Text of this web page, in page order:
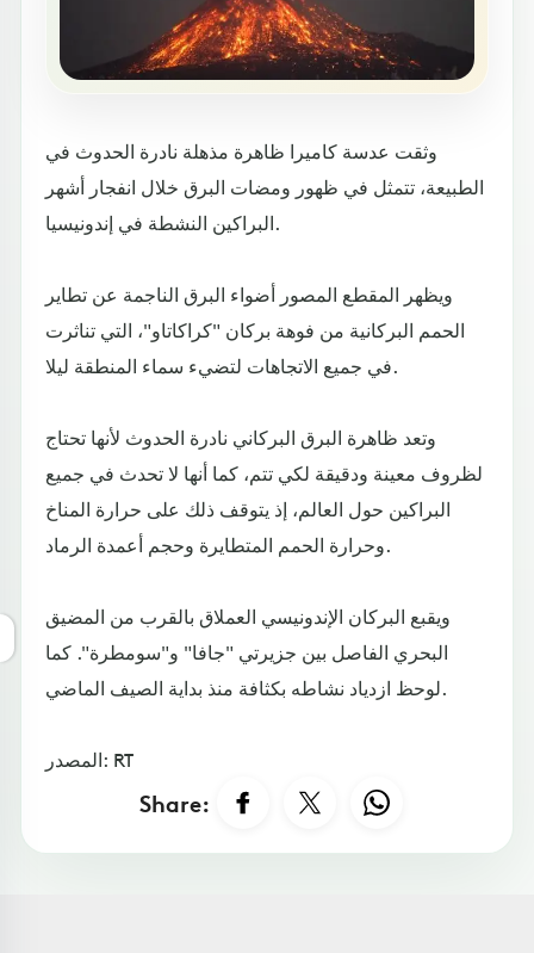
وثقت عدسة كاميرا ظاهرة مذهلة نادرة الحدوث في
الطبيعة، تتمثل في ظهور ومضات البرق خلال انفجار أشهر
البراكين النشطة في إندونيسيا.
ويظهر المقطع المصور أضواء البرق الناجمة عن تطاير
الحمم البركانية من فوهة بركان "كراكاتاو"، التي تناثرت
في جميع الاتجاهات لتضيء سماء المنطقة ليلا.
وتعد ظاهرة البرق البركاني نادرة الحدوث لأنها تحتاج
لظروف معينة ودقيقة لكي تتم، كما أنها لا تحدث في جميع
البراكين حول العالم، إذ يتوقف ذلك على حرارة المناخ
وحرارة الحمم المتطايرة وحجم أعمدة الرماد.
ويقبع البركان الإندونيسي العملاق بالقرب من المضيق
البحري الفاصل بين جزيرتي "جافا" و"سومطرة". كما
لوحظ ازدياد نشاطه بكثافة منذ بداية الصيف الماضي.
المصدر: RT
Share: